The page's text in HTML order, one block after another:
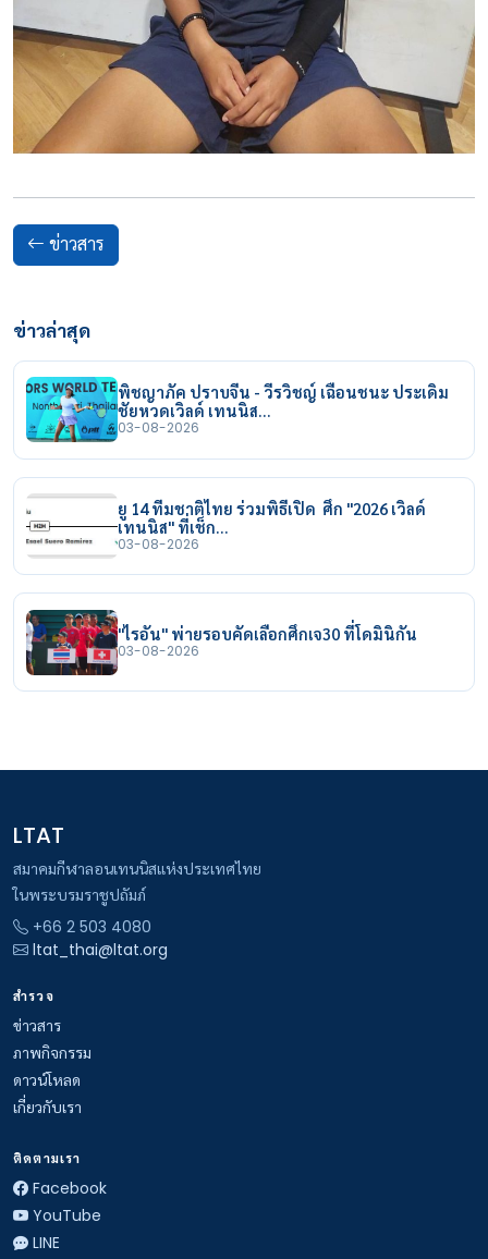
ข่าวสาร
ข่าวล่าสุด
พิชญาภัค ปราบจีน - วีรวิชญ์ เฉือนชนะ ประเดิม
ชัยหวดเวิลด์ เทนนิส…
03-08-2026
ยู 14 ทีมชาติไทย ร่วมพิธีเปิด ศึก "2026 เวิลด์
เทนนิส" ที่เช็ก…
03-08-2026
"ไรอัน" พ่ายรอบคัดเลือกศึกเจ30 ที่โดมินิกัน
03-08-2026
LTAT
สมาคมกีฬาลอนเทนนิสแห่งประเทศไทย
ในพระบรมราชูปถัมภ์
+66 2 503 4080
ltat_thai@ltat.org
สำรวจ
ข่าวสาร
ภาพกิจกรรม
ดาวน์โหลด
เกี่ยวกับเรา
ติดตามเรา
Facebook
YouTube
LINE